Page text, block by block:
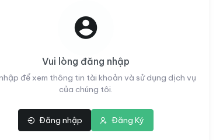
hơn 1 giờ | Gần đây ko tụt hoặc tụt ít
Vui lòng đăng nhập
để xem thông tin tài khoản và sử dụng dịch vụ
của chúng tôi.
Đăng nhập Đăng Ký